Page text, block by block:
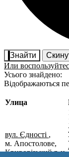
Знайти
Или
Усього знайдено:
Відображаються
Улица
вул. Єдності ,
м. Апостолове,
Криворізький р-н,